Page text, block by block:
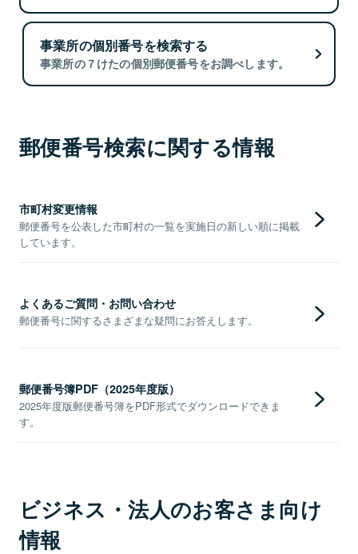
事業所の個別番号を検索する
事業所の７けたの個別郵便番号をお調べします。
郵便番号検索に関する情報
市町村変更情報
郵便番号を公表した市町村の一覧を実施日の新しい順に掲載
しています。
よくあるご質問・お問い合わせ
郵便番号に関するさまざまな疑問にお答えします。
郵便番号簿PDF（2025年度版）
2025年度版郵便番号簿をPDF形式でダウンロードできま
す。
ビジネス・法人のお客さま向け
情報